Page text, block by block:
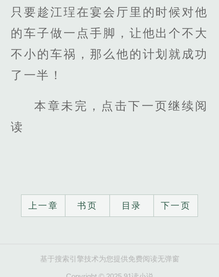
只要趁江珵在宴会厅里的时候对他
的车子做一点手脚，让他出个不大
不小的车祸，那么他的计划就成功
了一半！
本章未完，点击下一页继续阅
读
上一章 书页 目录 下一页
基于搜索引擎技术为您提供免费阅读无弹窗